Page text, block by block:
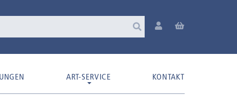
ART-SERVICE KONTAKT